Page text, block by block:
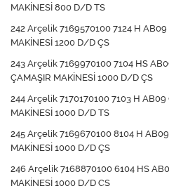
MAKİNESİ 800 D/D TS
242 Arçelik 7169570100 7124 H AB09
MAKİNESİ 1200 D/D ÇS
243 Arçelik 7169970100 7104 HS
ÇAMAŞIR MAKİNESİ 1000 D/D ÇS
244 Arçelik 7170170100 7103 H AB09
MAKİNESİ 1000 D/D TS
245 Arçelik 7169670100 8104 H
MAKİNESİ 1000 D/D ÇS
246 Arçelik 7168870100 6104 HS
MAKİNESİ 1000 D/D ÇS